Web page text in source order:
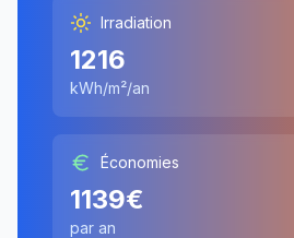
Irradiation
1216
kWh/m²/an
Économies
1139€
par an